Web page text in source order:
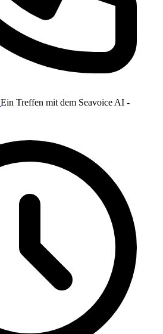
Ein Treffen mit dem Seavoice AI -